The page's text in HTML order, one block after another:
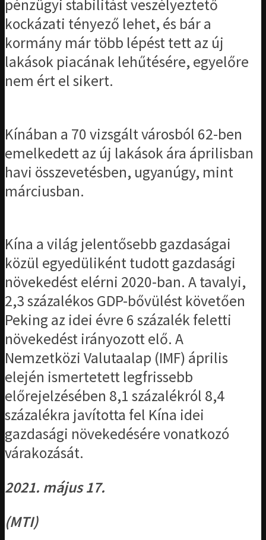
pénzügyi stabilitást veszélyeztető
kockázati tényező lehet, és bár a
kormány már több lépést tett az új
lakások piacának lehűtésére, egyelőre
nem ért el sikert.
Kínában a 70 vizsgált városból 62-ben
emelkedett az új lakások ára áprilisban
havi összevetésben, ugyanúgy, mint
márciusban.
Kína a világ jelentősebb gazdaságai
közül egyedüliként tudott gazdasági
növekedést elérni 2020-ban. A tavalyi,
2,3 százalékos GDP-bővülést követően
Peking az idei évre 6 százalék feletti
növekedést irányozott elő. A
Nemzetközi Valutaalap (IMF) április
elején ismertetett legfrissebb
előrejelzésében 8,1 százalékról 8,4
százalékra javította fel Kína idei
gazdasági növekedésére vonatkozó
várakozását.
2021. május 17.
(MTI)